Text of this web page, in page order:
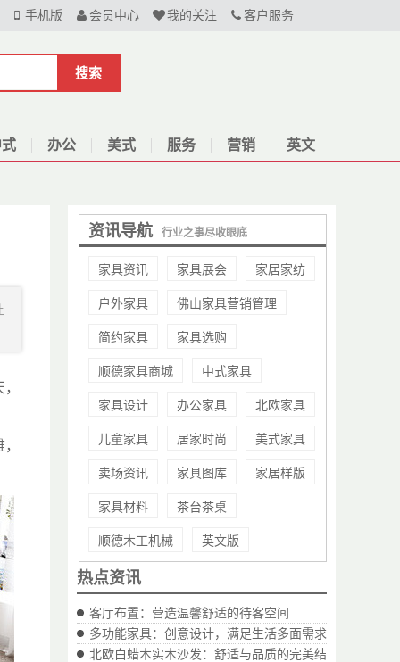
手机版 会员中心 我的关注 客户服务
搜索
办公 美式 服务 营销 英文
资讯导航 行业之事尽收眼底
家具资讯 家具展会 家居家纺
户外家具 佛山家具营销管理
简约家具 家具选购
顺德家具商城 中式家具
家具设计 办公家具 北欧家具
儿童家具 居家时尚 美式家具
卖场资讯 家具图库 家居样版
家具材料 茶台茶桌
顺德木工机械 英文版
热点资讯
客厅布置：营造温馨舒适的待客空间
多功能家具：创意设计，满足生活多面需求
北欧白蜡木实木沙发：舒适与品质的完美结